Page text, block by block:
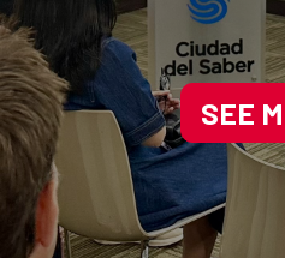
en
SEE